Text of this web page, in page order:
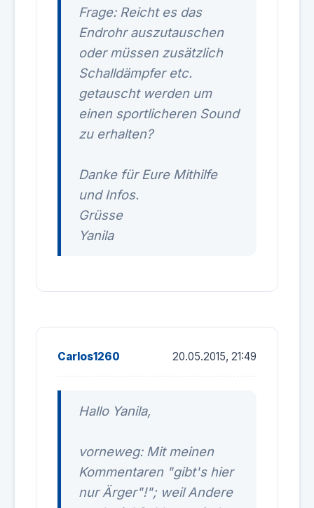
Frage: Reicht es das
Endrohr auszutauschen
oder müssen zusätzlich
Schalldämpfer etc.
getauscht werden um
einen sportlicheren Sound
zu erhalten?
Danke für Eure Mithilfe
und Infos.
Grüsse
Yanila
Carlos1260 20.05.2015, 21:49
Hallo Yanila,
vorneweg: Mit meinen
Kommentaren "gibt's hier
nur Ärger"!"; weil Andere